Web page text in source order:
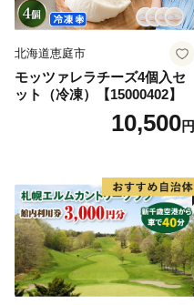
北海道恵庭市
モッツァレラチーズ4個入セ
ット（冷凍）【15000402】
10,500円